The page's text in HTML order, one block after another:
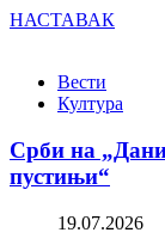
НАСТАВАК
Вести
Култура
Срби на
пустињи“
19.07.2026